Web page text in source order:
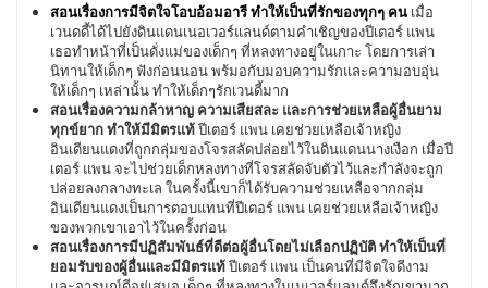
สอนเรื่องการมีจิตใจโอบอ้อมอารี ทำให้เป็นที่รักของทุกๆ คน เมื่อ
เวนดดี้ได้ไปยังดินแดนเนอเวอร์แลนด์ตามคำเชิญของปีเตอร์ แพน
เธอทำหน้าที่เป็นดั่งแม่ของเด็กๆ ที่หลงทางอยู่ในเกาะ โดยการเล่า
นิทานให้เด็กๆ ฟังก่อนนอน พร้มอกับมอบความรักและความอบอุ่น
ให้เด็กๆ เหล่านั้น ทำให้เด็กๆรักเวนดี้มาก
สอนเรื่องความกล้าหาญ ความเสียสละ และการช่วยเหลือผู้อื่นยาม
ทุกข์ยาก ทำให้มีมิตรแท้ปีเตอร์ แพน เคยช่วยเหลือเจ้าหญิง
อินเดียนแดงที่ถูกกลุ่มของโจรสลัดปล่อยไว้ในดินแดนนางเงือก เมื่อปี
เตอร์ แพน จะไปช่วยเด็กหลงทางที่โจรสลัดจับตัวไว้และกำลังจะถูก
ปล่อยลงกลางทะเล ในครั้งนี้เขาก็ได้รับความช่วยเหลือจากกลุ่ม
อินเดียนแดงเป็นการตอบแทนที่ปีเตอร์ แพน เคยช่วยเหลือเจ้าหญิง
ของพวกเขาเอาไว้ในครั้งก่อน
สอนเรื่องการมีปฏิสัมพันธ์ที่ดีต่อผู้อื่นโดยไม่เลือกปฏิบัติ ทำให้เป็นที่
ยอมรับของผู้อื่นและมีมิตรแท้ปีเตอร์ แพน เป็นคนที่มีจิตใจดีงาม